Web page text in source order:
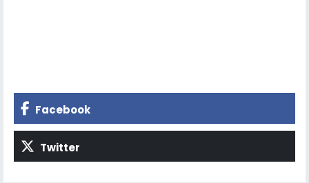
Facebook
Twitter